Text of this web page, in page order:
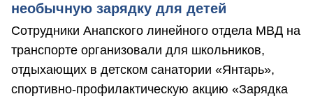
необычную зарядку для детей
Сотрудники Анапского линейного отдела МВД на
транспорте организовали для школьников,
отдыхающих в детском санатории «Янтарь»,
спортивно-профилактическую акцию «Зарядка